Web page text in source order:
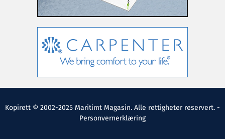
Kopirett © 2002-2025 Maritimt Magasin. Alle rettigheter reservert. -
Personvernerklæring